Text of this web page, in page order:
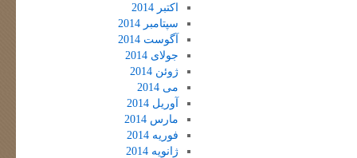
اکتبر 2014
سپتامبر 2014
آگوست 2014
جولای 2014
ژوئن 2014
می 2014
آوریل 2014
مارس 2014
فوریه 2014
ژانویه 2014